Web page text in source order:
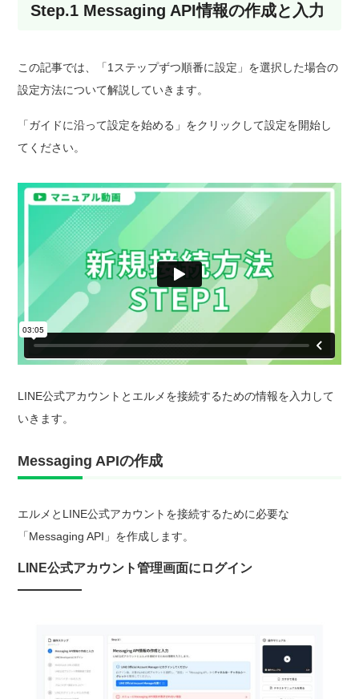
Step.1 Messaging API情報の作成と入力
この記事では、「1ステップずつ順番に設定」を選択した場合の
設定方法について解説していきます。
「ガイドに沿って設定を始める」をクリックして設定を開始し
てください。
LINE公式アカウントとエルメを接続するための情報を入力して
いきます。
Messaging APIの作成
エルメとLINE公式アカウントを接続するために必要な
「Messaging API」を作成します。
LINE公式アカウント管理画面にログイン